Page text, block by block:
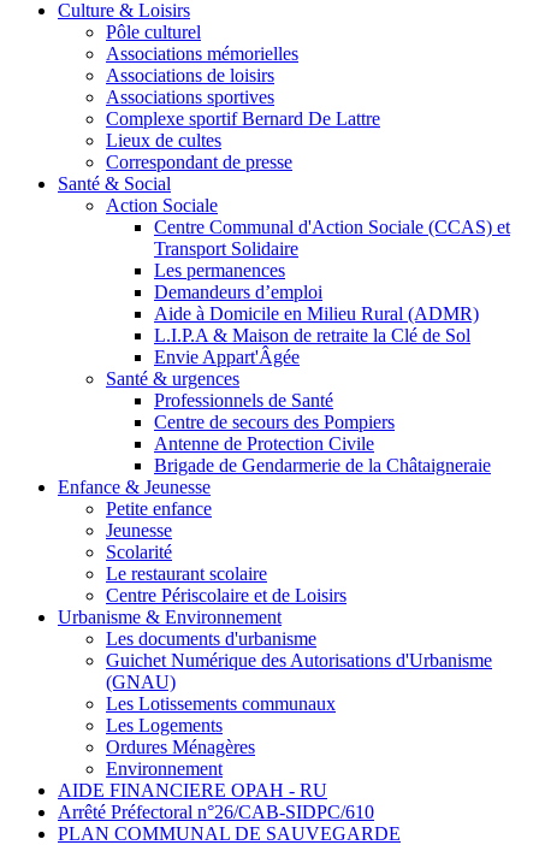
Culture & Loisirs
Pôle culturel
Associations mémorielles
Associations de loisirs
Associations sportives
Complexe sportif Bernard De Lattre
Lieux de cultes
Correspondant de presse
Santé & Social
Action Sociale
Centre Communal d'Action Sociale (CCAS) et
Transport Solidaire
Les permanences
Demandeurs d’emploi
Aide à Domicile en Milieu Rural (ADMR)
L.I.P.A & Maison de retraite la Clé de Sol
Envie Appart'Âgée
Santé & urgences
Professionnels de Santé
Centre de secours des Pompiers
Antenne de Protection Civile
Brigade de Gendarmerie de la Châtaigneraie
Enfance & Jeunesse
Petite enfance
Jeunesse
Scolarité
Le restaurant scolaire
Centre Périscolaire et de Loisirs
Urbanisme & Environnement
Les documents d'urbanisme
Guichet Numérique des Autorisations d'Urbanisme
(GNAU)
Les Lotissements communaux
Les Logements
Ordures Ménagères
Environnement
AIDE FINANCIERE OPAH - RU
Arrêté Préfectoral n°26/CAB-SIDPC/610
PLAN COMMUNAL DE SAUVEGARDE